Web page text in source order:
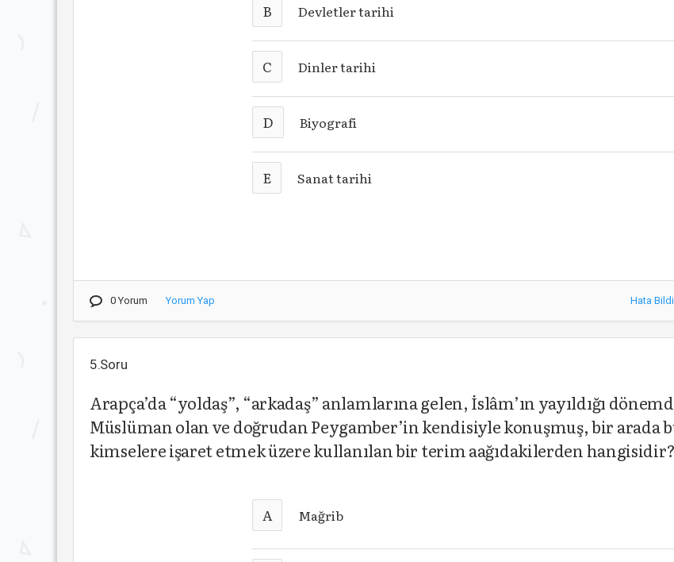
B Devletler tarihi
C Dinler tarihi
D Biyografi
E Sanat tarihi
0 Yorum Yorum Yap Hata
5.Soru
Arapça’da “yoldaş”, “arkadaş” anlamlarına gelen, İslâm’ın yayıldığı
Müslüman olan ve doğrudan Peygamber’in kendisiyle konuşmuş, bir arada
kimselere işaret etmek üzere kullanılan bir terim aağıdakilerden hangisidir?
A Mağrib